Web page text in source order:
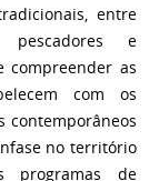
entre
pescadores e
compreender as
com os
contemporâneos
no território
de